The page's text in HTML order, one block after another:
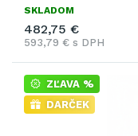
SKLADOM
482,75 €
593,79 € s DPH
ZĽAVA %
DARČEK